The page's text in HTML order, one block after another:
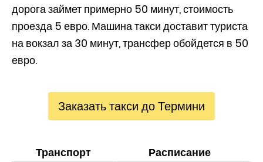
дорога займет примерно 50 минут, стоимость
проезда 5 евро. Машина такси доставит туриста
на вокзал за 30 минут, трансфер обойдется в 50
евро.
Заказать такси до Термини
Транспорт
Расписание